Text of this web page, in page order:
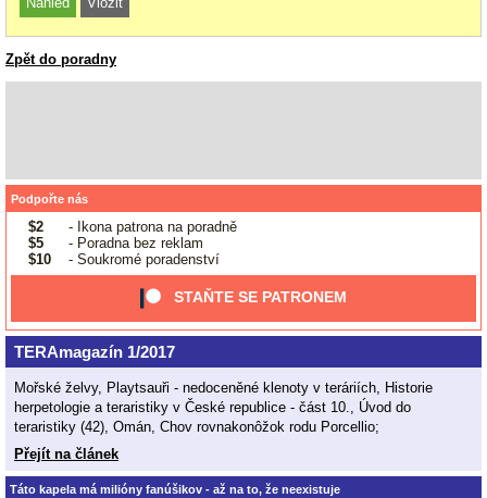
Zpět do poradny
Podpořte nás
$2
- Ikona patrona na poradně
$5
- Poradna bez reklam
$10
- Soukromé poradenství
STAŇTE SE PATRONEM
TERAmagazín 1/2017
Mořské želvy, Playtsauři - nedoceněné klenoty v teráriích, Historie
herpetologie a teraristiky v České republice - část 10., Úvod do
teraristiky (42), Omán, Chov rovnakonôžok rodu Porcellio;
Přejít na článek
Táto kapela má milióny fanúšikov - až na to, že neexistuje